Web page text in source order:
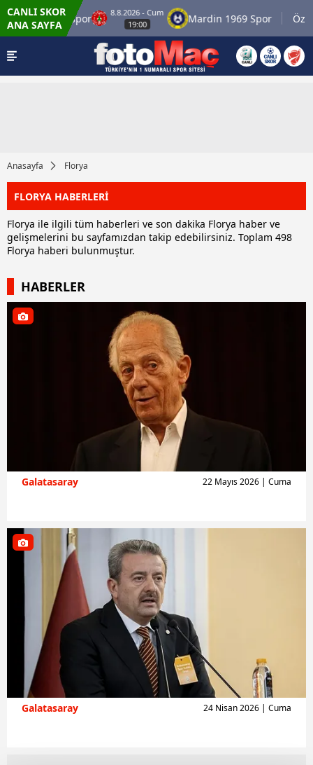
CANLI SKOR
ANA SAYFA
Ümraniyespor
8.8.2026 - Cum
19:00
Mardin 1969 Spor
Anasayfa Florya
FLORYA HABERLERİ
Florya ile ilgili tüm haberleri ve son dakika Florya haber ve
gelişmelerini bu sayfamızdan takip edebilirsiniz. Toplam 498
Florya haberi bulunmuştur.
HABERLER
Galatasaray 22 Mayıs 2026 | Cuma
Galatasaray 24 Nisan 2026 | Cuma